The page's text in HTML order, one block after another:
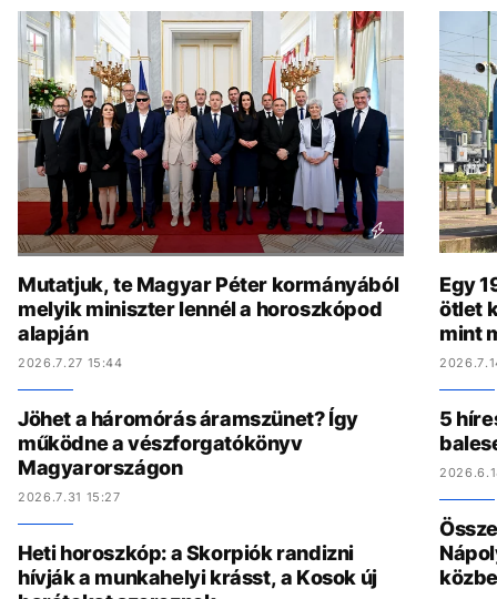
Mutatjuk, te Magyar Péter kormányából
melyik miniszter lennél a horoszkópod
alapján
2026.7.27 15:44
Jöhet a háromórás áramszünet? Így
működne a vészforgatókönyv
Magyarországon
2026.7.31 15:27
Heti horoszkóp: a Skorpiók randizni
hívják a munkahelyi krásst, a Kosok új
Egy
ötlet
mint
5